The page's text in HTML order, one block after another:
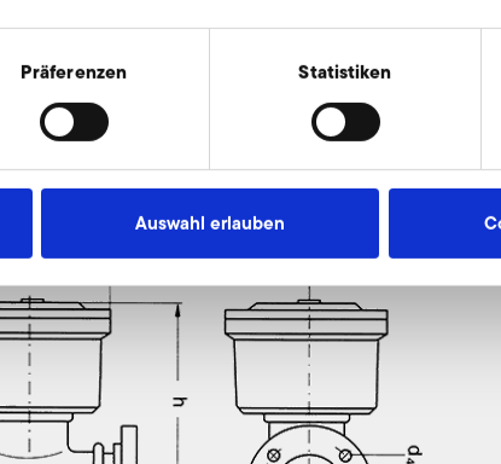
Präferenzen Statistiken
Auswahl erlauben